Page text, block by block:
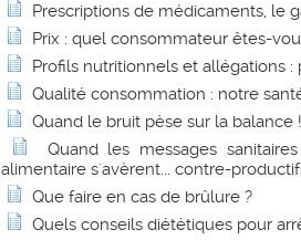
Prescriptions de médicaments, le
Prix : quel consommateur êtes-
Profils nutritionnels et allégations :
Qualité consommation : notre
Quand le bruit pèse sur la balance !
Quand les messages
alimentaire s'avèrent... contre-
Que faire en cas de brûlure ?
Quels conseils diététiques pour